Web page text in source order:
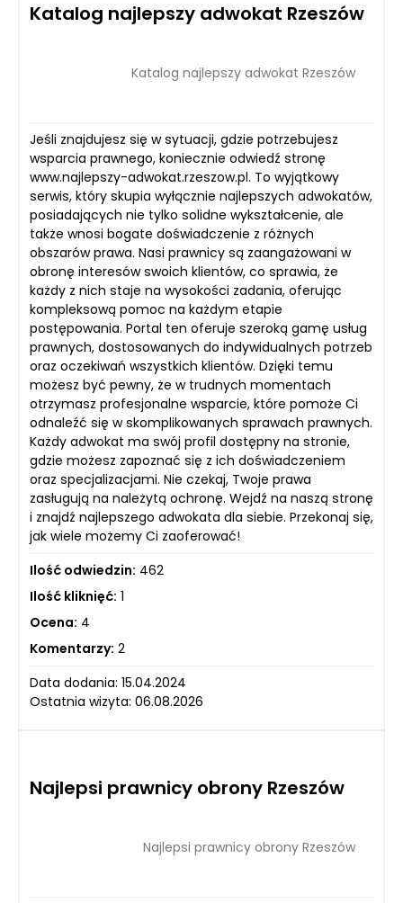
Katalog najlepszy adwokat Rzeszów
Katalog najlepszy adwokat Rzeszów
Jeśli znajdujesz się w sytuacji, gdzie potrzebujesz
wsparcia prawnego, koniecznie odwiedź stronę
www.najlepszy-adwokat.rzeszow.pl. To wyjątkowy
serwis, który skupia wyłącznie najlepszych adwokatów,
posiadających nie tylko solidne wykształcenie, ale
także wnosi bogate doświadczenie z różnych
obszarów prawa. Nasi prawnicy są zaangażowani w
obronę interesów swoich klientów, co sprawia, że
każdy z nich staje na wysokości zadania, oferując
kompleksową pomoc na każdym etapie
postępowania. Portal ten oferuje szeroką gamę usług
prawnych, dostosowanych do indywidualnych potrzeb
oraz oczekiwań wszystkich klientów. Dzięki temu
możesz być pewny, że w trudnych momentach
otrzymasz profesjonalne wsparcie, które pomoże Ci
odnaleźć się w skomplikowanych sprawach prawnych.
Każdy adwokat ma swój profil dostępny na stronie,
gdzie możesz zapoznać się z ich doświadczeniem
oraz specjalizacjami. Nie czekaj, Twoje prawa
zasługują na należytą ochronę. Wejdź na naszą stronę
i znajdź najlepszego adwokata dla siebie. Przekonaj się,
jak wiele możemy Ci zaoferować!
Ilość odwiedzin: 462
Ilość kliknięć: 1
Ocena: 4
Komentarzy: 2
Data dodania: 15.04.2024
Ostatnia wizyta: 06.08.2026
Najlepsi prawnicy obrony Rzeszów
Najlepsi prawnicy obrony Rzeszów